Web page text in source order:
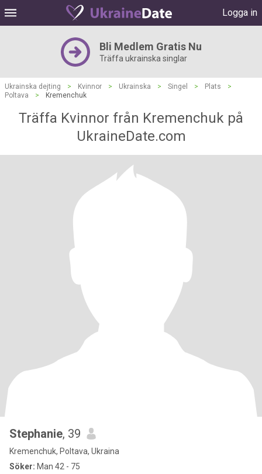
Logga in
Bli Medlem Gratis Nu
Träffa ukrainska singlar
Ukrainska dejting > Kvinnor > Ukrainska > Singel > Plats
>
Poltava
> Kremenchuk
Träffa Kvinnor från Kremenchuk på
UkraineDate.com
Stephanie, 39
Kremenchuk, Poltava, Ukraina
Söker: Man 42 - 75